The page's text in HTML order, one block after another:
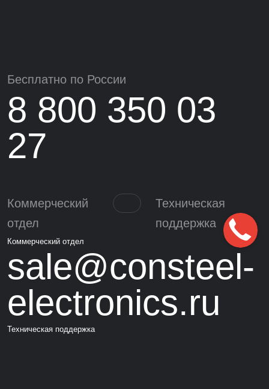
Бесплатно по России
8 800 350 03
27
Коммерческий
отдел
Техническая
поддержка
Коммерческий отдел
sale@consteel-
electronics.ru
Техническая поддержка